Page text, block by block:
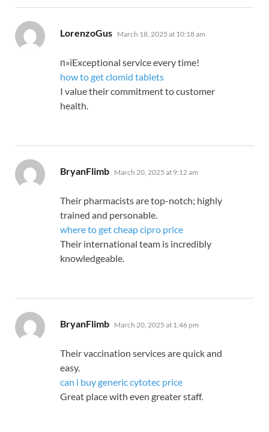
LorenzoGus says:
March 18, 2025 at 10:18 am
п»їExceptional service every time!
how to get clomid tablets
I value their commitment to customer
health.
BryanFlimb says:
March 20, 2025 at 9:12 am
Their pharmacists are top-notch; highly
trained and personable.
where to get cheap cipro price
Their international team is incredibly
knowledgeable.
BryanFlimb says:
March 20, 2025 at 1:46 pm
Their vaccination services are quick and
easy.
can i buy generic cytotec price
Great place with even greater staff.